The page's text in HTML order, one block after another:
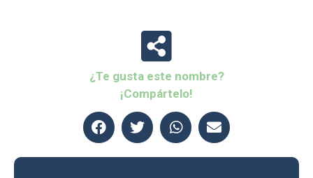
¿Te gusta este nombre?
¡Compártelo!